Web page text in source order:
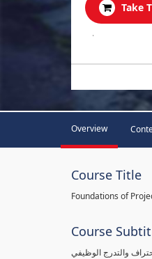
Take
.
Overview
Course Title
Course
والتدرج الوظيفي